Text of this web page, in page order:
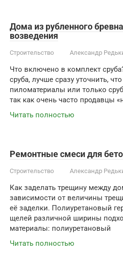
Дома из рубленного
возведения
Строительство Александр
Что включено в комплект
сруба, лучше сразу уточнить,
пиломатериалы или только
так как очень часто продавцы
Читать полностью
Ремонтные смеси для
Строительство Александр
Как заделать трещину между
зависимости от величины
её заделки. Полиуретановый
щелей различной ширины
материалы: полиуретановый
Читать полностью